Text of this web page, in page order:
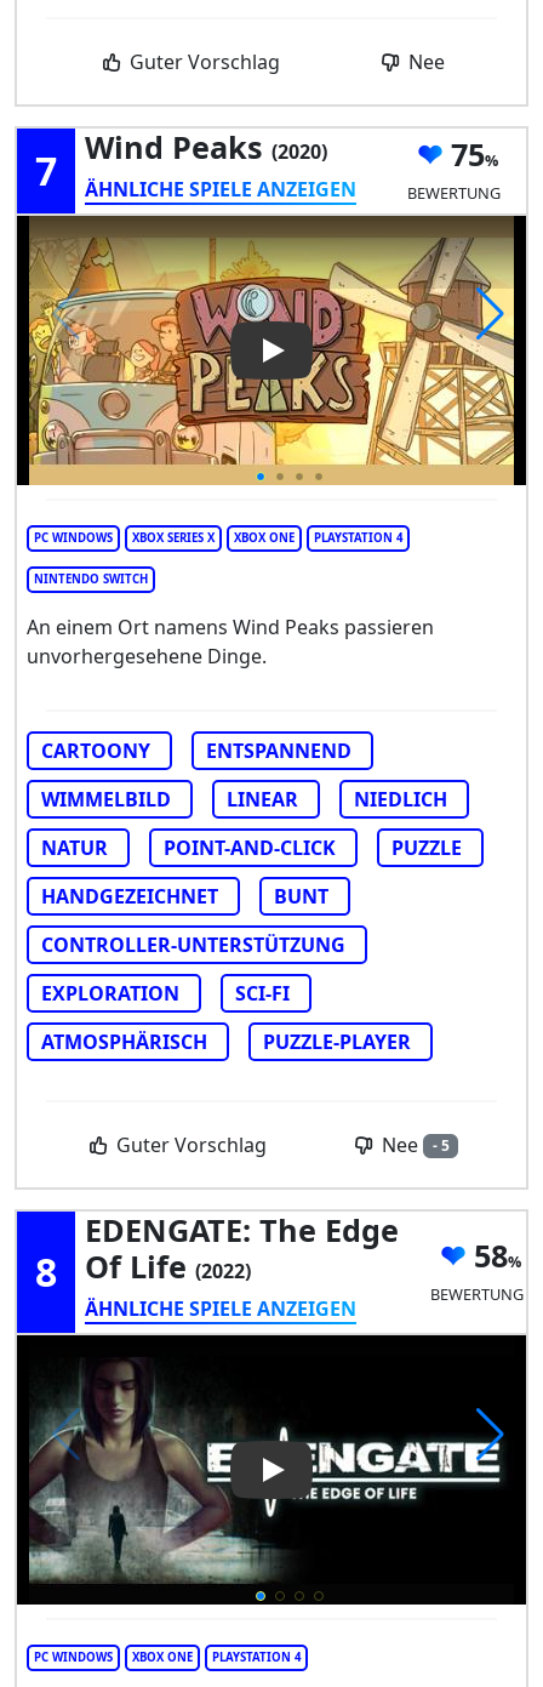
Guter Vorschlag Nee
7 Wind Peaks (2020)
ÄHNLICHE SPIELE ANZEIGEN
75
BEWERTUNG
Play Video: Wind Peaks
PC WINDOWS XBOX SERIES X XBOX ONE PLAYSTATION 4
NINTENDO SWITCH
An einem Ort namens Wind Peaks passieren
unvorhergesehene Dinge.
CARTOONY
ENTSPANNEND
WIMMELBILD
LINEAR
NIEDLICH
NATUR
POINT-AND-CLICK
PUZZLE
HANDGEZEICHNET
BUNT
CONTROLLER-UNTERSTÜTZUNG
EXPLORATION
SCI-FI
ATMOSPHÄRISCH
PUZZLE-PLAYER
Guter Vorschlag Nee - 5
8
EDENGATE: The Edge
Of Life (2022)
ÄHNLICHE SPIELE ANZEIGEN
58
BEWERTUNG
Play Video: EDENGATE: The
PC WINDOWS XBOX ONE PLAYSTATION 4